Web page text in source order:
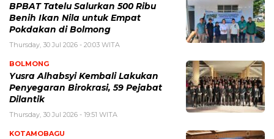
BPBAT Tatelu Salurkan 500 Ribu
Benih Ikan Nila untuk Empat
Pokdakan di Bolmong
Thursday, 30 Jul 2026 - 20:03 WITA
BOLMONG
Yusra Alhabsyi Kembali Lakukan
Penyegaran Birokrasi, 59 Pejabat
Dilantik
Thursday, 30 Jul 2026 - 19:51 WITA
KOTAMOBAGU